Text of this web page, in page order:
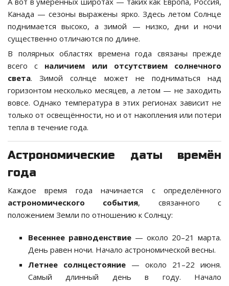
Канада — сезоны выражены ярко. Здесь летом Солнце
поднимается высоко, а зимой — низко, дни и ночи
существенно отличаются по длине.
В полярных областях времена года связаны прежде
всего с наличием или отсутствием солнечного
света. Зимой солнце может не подниматься над
горизонтом несколько месяцев, а летом — не заходить
вовсе. Однако температура в этих регионах зависит не
только от освещённости, но и от накопления или потери
тепла в течение года.
Астрономические даты времён
года
Каждое время года начинается с определённого
астрономического события, связанного с
положением Земли по отношению к Солнцу:
Весеннее равноденствие — около 20–21 марта.
День равен ночи. Начало астрономической весны.
Летнее солнцестояние — около 21–22 июня.
Самый длинный день в году. Начало